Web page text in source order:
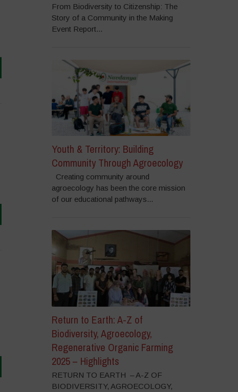
From Biodiversity to Citizenship: The
Story of a Community in the Making
Event Report...
Youth & Territory: Building
Community Through Agroecology
Creating community around
agroecology has been the core mission
of our educational pathways...
Return to Earth: A-Z of
Biodiversity, Agroecology,
Regenerative Organic Farming
2025 – Highlights
RETURN TO EARTH – A-Z OF
BIODIVERSITY, AGROECOLOGY,